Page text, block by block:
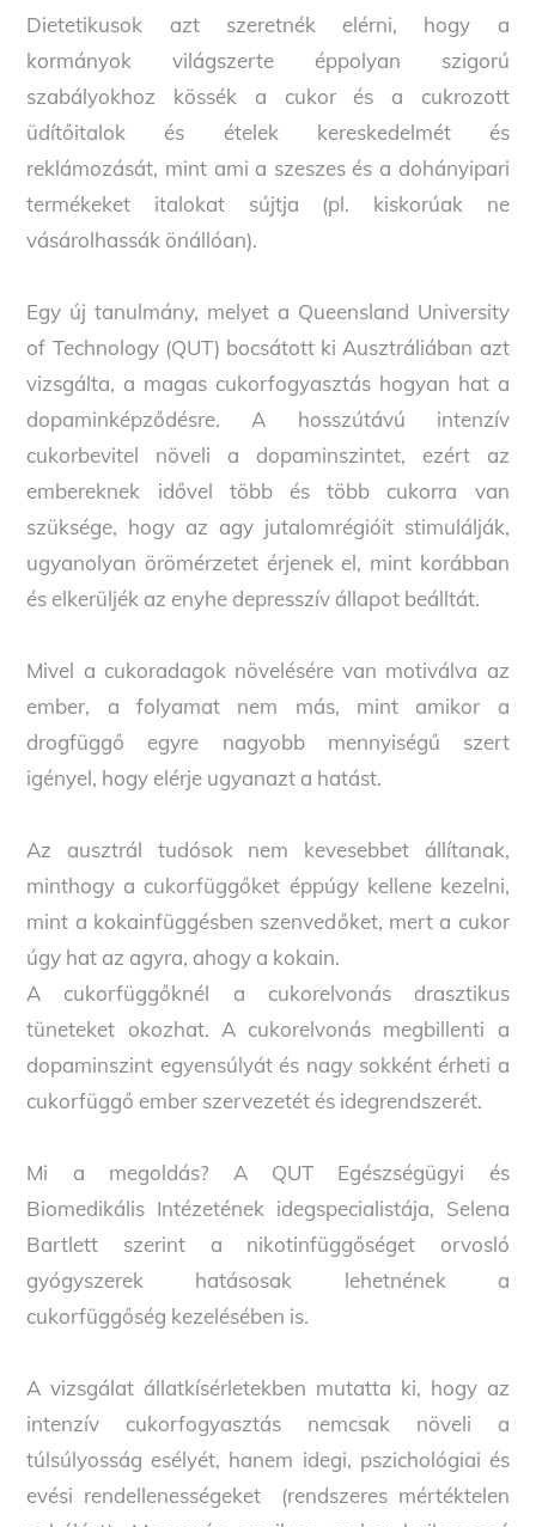
Dietetikusok azt szeretnék elérni, hogy a
kormányok világszerte éppolyan szigorú
szabályokhoz kössék a cukor és a cukrozott
üdítőitalok és ételek kereskedelmét és
reklámozását, mint ami a szeszes és a dohányipari
termékeket italokat sújtja (pl. kiskorúak ne
vásárolhassák önállóan).
Egy új tanulmány, melyet a Queensland University
of Technology (QUT) bocsátott ki Ausztráliában azt
vizsgálta, a magas cukorfogyasztás hogyan hat a
dopaminképződésre. A hosszútávú intenzív
cukorbevitel növeli a dopaminszintet, ezért az
embereknek idővel több és több cukorra van
szüksége, hogy az agy jutalomrégióit stimulálják,
ugyanolyan örömérzetet érjenek el, mint korábban
és elkerüljék az enyhe depresszív állapot beálltát.
Mivel a cukoradagok növelésére van motiválva az
ember, a folyamat nem más, mint amikor a
drogfüggő egyre nagyobb mennyiségű szert
igényel, hogy elérje ugyanazt a hatást.
Az ausztrál tudósok nem kevesebbet állítanak,
minthogy a cukorfüggőket éppúgy kellene kezelni,
mint a kokainfüggésben szenvedőket, mert a cukor
úgy hat az agyra, ahogy a kokain.
A cukorfüggőknél a cukorelvonás drasztikus
tüneteket okozhat. A cukorelvonás megbillenti a
dopaminszint egyensúlyát és nagy sokként érheti a
cukorfüggő ember szervezetét és idegrendszerét.
Mi a megoldás? A QUT Egészségügyi és
Biomedikális Intézetének idegspecialistája, Selena
Bartlett szerint a nikotinfüggőséget orvosló
gyógyszerek hatásosak lehetnének a
cukorfüggőség kezelésében is.
A vizsgálat állatkísérletekben mutatta ki, hogy az
intenzív cukorfogyasztás nemcsak növeli a
túlsúlyosság esélyét, hanem idegi, pszichológiai és
evési rendellenességeket (rendszeres mértéktelen